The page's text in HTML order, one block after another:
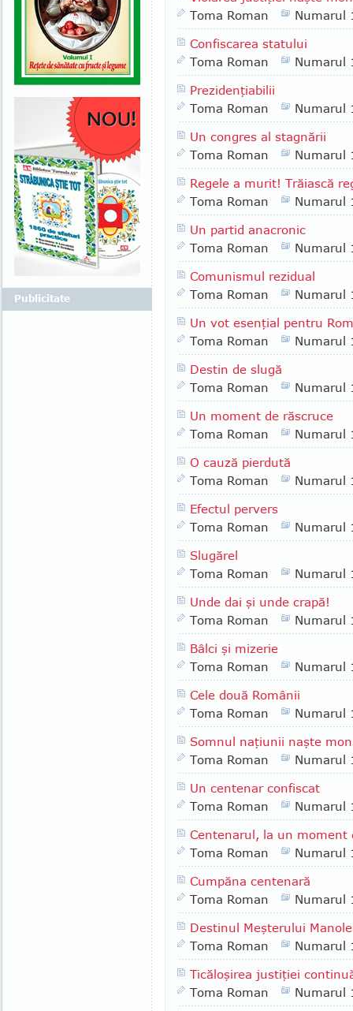
Toma Roman
Numarul
Confiscarea statului
Toma Roman
Numarul
Prezidenţiabilii
Toma Roman
Numarul
Un congres al stagnării
Toma Roman
Numarul
Regele a murit! Trăiască
Toma Roman
Numarul
Un partid anacronic
Toma Roman
Numarul
Comunismul rezidual
Toma Roman
Numarul
Un vot esenţial pentru
Toma Roman
Numarul
Destin de slugă
Toma Roman
Numarul
Un moment de răscruce
Toma Roman
Numarul
O cauză pierdută
Toma Roman
Numarul
Efectul pervers
Toma Roman
Numarul
Slugărel
Toma Roman
Numarul
Unde dai şi unde crapă!
Toma Roman
Numarul
Bâlci şi mizerie
Toma Roman
Numarul
Cele două Românii
Toma Roman
Numarul
Somnul naţiunii naşte
Toma Roman
Numarul
Un centenar confiscat
Toma Roman
Numarul
Centenarul, la un moment
Toma Roman
Numarul
Cumpăna centenară
Toma Roman
Numarul
Destinul Meşterului Manole
Toma Roman
Numarul
Ticăloşirea justiţiei
Toma Roman
Numarul
Publicitate